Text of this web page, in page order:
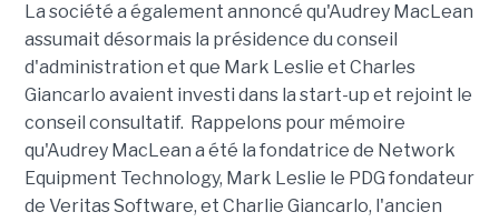
La société a également annoncé qu'Audrey MacLean
assumait désormais la présidence du conseil
d'administration et que Mark Leslie et Charles
Giancarlo avaient investi dans la start-up et rejoint le
conseil consultatif. Rappelons pour mémoire
qu'Audrey MacLean a été la fondatrice de Network
Equipment Technology, Mark Leslie le PDG fondateur
de Veritas Software, et Charlie Giancarlo, l'ancien